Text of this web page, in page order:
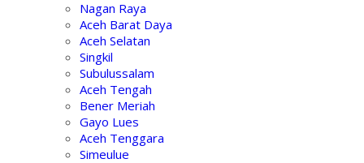
Nagan Raya
Aceh Barat Daya
Aceh Selatan
Singkil
Subulussalam
Aceh Tengah
Bener Meriah
Gayo Lues
Aceh Tenggara
Simeulue